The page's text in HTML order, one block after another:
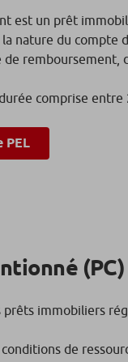
est un prêt
nature du compte
remboursement,
comprise
PEL
prêts immobiliers
de